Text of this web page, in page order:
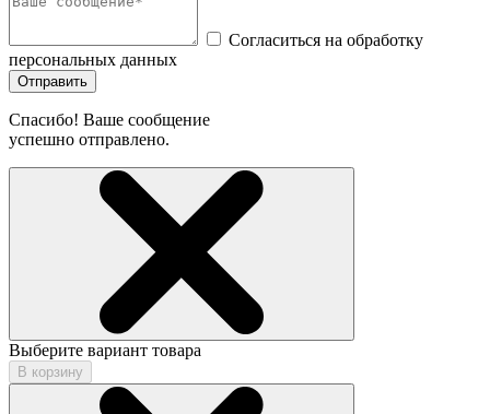
Согласиться на обработку
персональных данных
Отправить
Спасибо! Ваше сообщение
успешно отправлено.
Выберите вариант товара
В корзину